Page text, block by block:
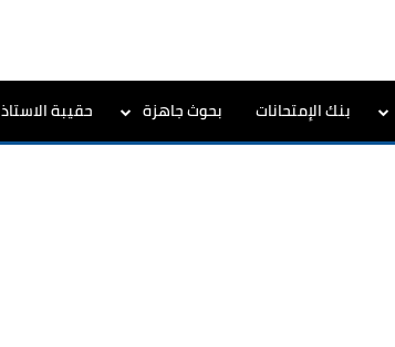
بنك الإمتحانات بحوث جاهزة حقيبة الاستاذ